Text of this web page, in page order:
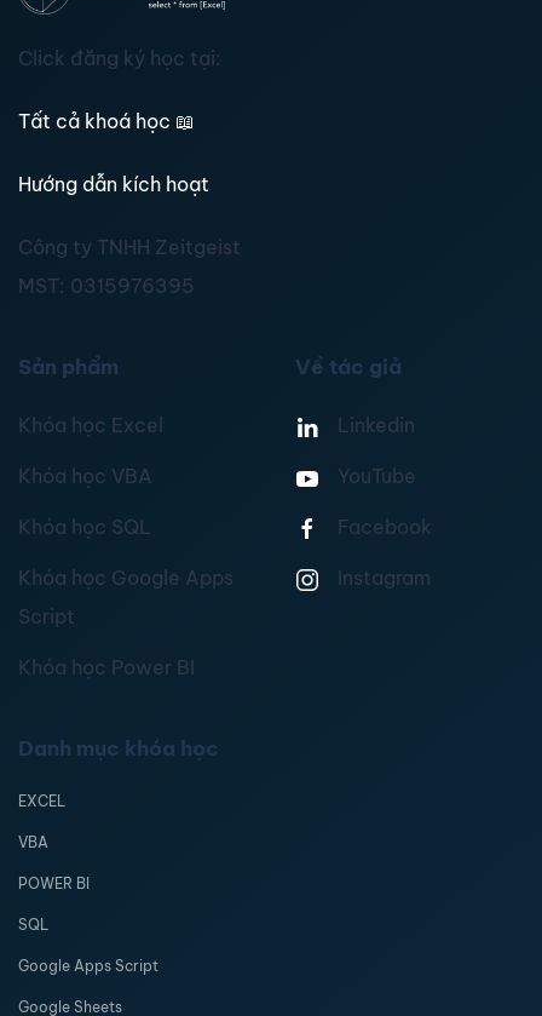
Click đăng ký học tại:
Tất cả khoá học 📖
Hướng dẫn kích hoạt
Công ty TNHH Zeitgeist
MST: 0315976395
Sản phẩm
Khóa học Excel
Khóa học VBA
Khóa học SQL
Khóa học Google Apps
Script
Khóa học Power BI
Về tác giả
Linkedin
YouTube
Facebook
Instagram
Danh mục khóa học
EXCEL
VBA
POWER BI
SQL
Google Apps Script
Google Sheets